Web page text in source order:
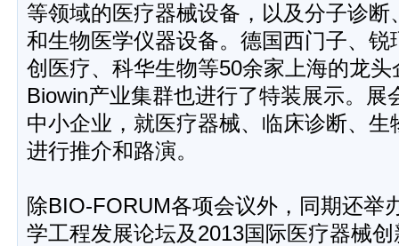
等领域的医疗器械设备，以及分子诊
和生物医学仪器设备。德国西门子、
创医疗、科华生物等50余家上海的龙
Biowin产业集群也进行了特装展示。展
中小企业，就医疗器械、临床诊断、
进行推介和路演。
除BIO-FORUM各项会议外，同期还举
学工程发展论坛及2013国际医疗器械